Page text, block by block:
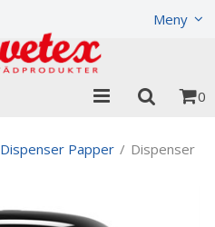
Meny
0
Dispenser Papper / Dispenser